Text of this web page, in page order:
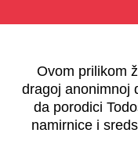
Ovom prilikom
dragoj anonimnoj
da porodici
namirnice i